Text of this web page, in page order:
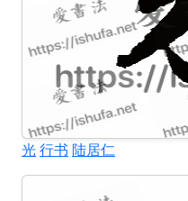
光行书 陆居仁